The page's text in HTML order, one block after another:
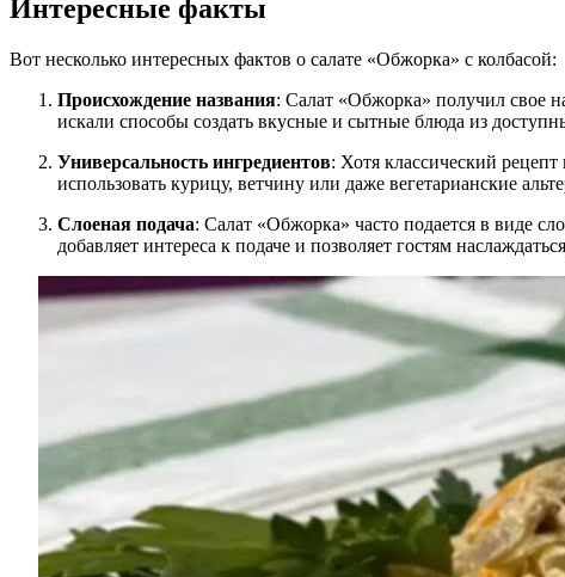
Интересные факты
Вот несколько интересных фактов о салате «Обжорка» с колбасой:
Происхождение названия: Салат «Обжорка» получил свое
искали способы создать вкусные и сытные блюда из
Универсальность ингредиентов: Хотя классический
использовать курицу, ветчину или даже вегетарианские
Слоеная подача: Салат «Обжорка» часто подается в виде
добавляет интереса к подаче и позволяет гостям